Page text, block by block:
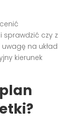
sprawdzić czy z
na układ
kierunek